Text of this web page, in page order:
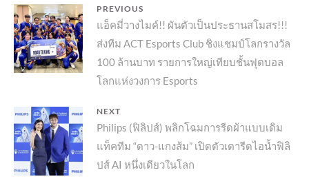
แนะแนว
เรื่อง
PREVIOUS
Previous
post:
แอ็คมี่วางไมค์!! ผันตัวเป็นประธานสโมสร!!!
ส่งทีม ACT Esports Club ชิงแชมป์โลกรางวัล
100 ล้านบาท รายการใหญ่เทียบชั้นฟุตบอล
โลกแห่งวงการ Esports
NEXT
Next
post:
Philips (ฟิลิปส์) พลิกโฉมการรีดผ้าแบบเดิม
แท็คทีม “ดาว-แกงส้ม” เปิดตัวเตารีดไอน้ำฟิลิ
ปส์ AI หนึ่งเดียวในโลก